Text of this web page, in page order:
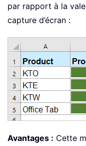
par rapport à la
capture d’écran :
Avantages : Cette